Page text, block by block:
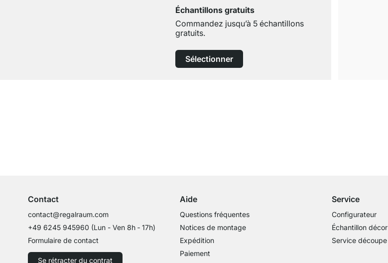
Échantillons gratuits
Commandez jusqu’à 5 échantillons
gratuits.
Sélectionner
Contact
contact@regalraum.com
+49 6245 945960 (Lun - Ven 8h ‑ 17h)
Formulaire de contact
Se rétracter du contrat
Aide
Questions fréquentes
Notices de montage
Expédition
Paiement
Service
Configurateur
Échantillon décor
Service découpe